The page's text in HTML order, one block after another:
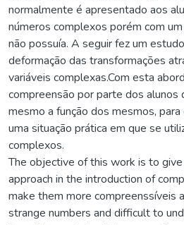
normalmente é apresentado aos
números complexos porém com
não possuía. A seguir fez um
deformação das transformações
variáveis complexas.Com esta
compreensão por parte dos alunos
mesmo a função dos mesmos,
uma situação prática em que se
complexos.
The objective of this work is to
approach in the introduction of
make them more compreenssíveis
strange numbers and difficult to